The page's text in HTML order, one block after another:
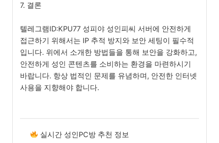
7. 결론
텔레그램ID:KPU77 성피야 성인피씨 서버에 안전하게
접근하기 위해서는 IP 추적 방지와 보안 세팅이 필수적
입니다. 위에서 소개한 방법들을 통해 보안을 강화하고,
안전하게 성인 콘텐츠를 소비하는 환경을 마련하시기
바랍니다. 항상 법적인 문제를 유념하며, 안전한 인터넷
사용을 지향해야 합니다.
실시간 성인PC방 추천 정보